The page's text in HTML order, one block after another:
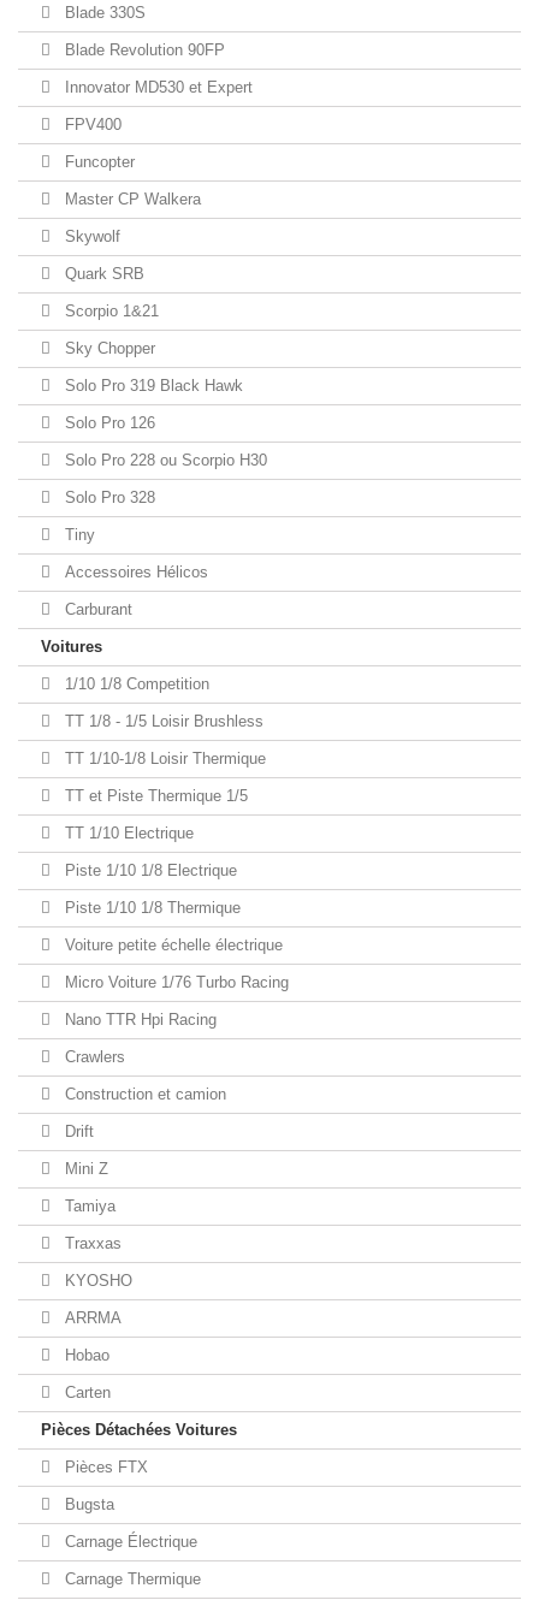
Blade 330S
Blade Revolution 90FP
Innovator MD530 et Expert
FPV400
Funcopter
Master CP Walkera
Skywolf
Quark SRB
Scorpio 1&21
Sky Chopper
Solo Pro 319 Black Hawk
Solo Pro 126
Solo Pro 228 ou Scorpio H30
Solo Pro 328
Tiny
Accessoires Hélicos
Carburant
Voitures
1/10 1/8 Competition
TT 1/8 - 1/5 Loisir Brushless
TT 1/10-1/8 Loisir Thermique
TT et Piste Thermique 1/5
TT 1/10 Electrique
Piste 1/10 1/8 Electrique
Piste 1/10 1/8 Thermique
Voiture petite échelle électrique
Micro Voiture 1/76 Turbo Racing
Nano TTR Hpi Racing
Crawlers
Construction et camion
Drift
Mini Z
Tamiya
Traxxas
KYOSHO
ARRMA
Hobao
Carten
Pièces Détachées Voitures
Pièces FTX
Bugsta
Carnage Électrique
Carnage Thermique